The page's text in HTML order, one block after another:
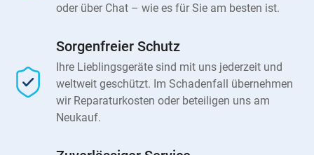
oder über Chat – wie es für Sie am besten ist.
Sorgenfreier Schutz
Ihre Lieblingsgeräte sind mit uns jederzeit und
weltweit geschützt. Im Schadenfall übernehmen
wir Reparaturkosten oder beteiligen uns am
Neukauf.